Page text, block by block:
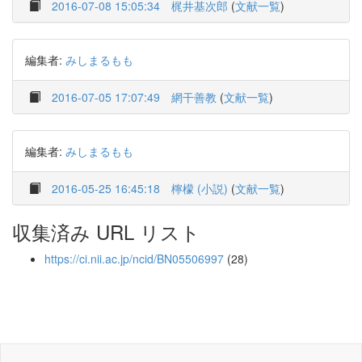
2016-07-08 15:05:34 梶井基次郎 (文献一覧)
編集者: みしまるもも
2016-07-05 17:07:49 網干善教 (文献一覧)
編集者: みしまるもも
2016-05-25 16:45:18 檸檬 (小説) (文献一覧)
収集済み URL リスト
https://ci.nii.ac.jp/ncid/BN05506997 (28)